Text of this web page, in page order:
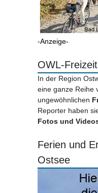
-Anzeige-
OWL-
In der Region
eine ganze Reihe
ungewöhnlichen
Reporter haben
Fotos und
Ferien und
Ostsee